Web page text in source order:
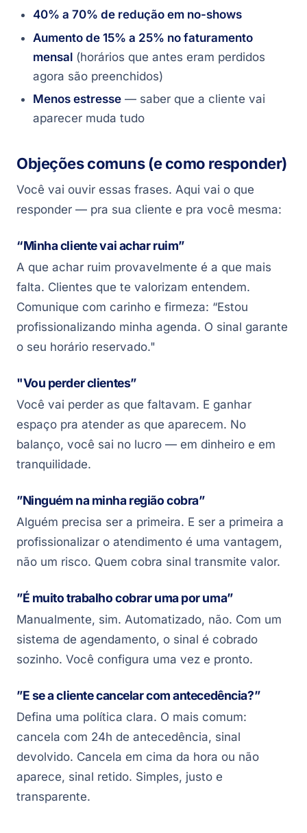
40% a 70% de redução em no-shows
Aumento de 15% a 25% no faturamento
mensal (horários que antes eram perdidos
agora são preenchidos)
Menos estresse — saber que a cliente vai
aparecer muda tudo
Objeções comuns (e como responder)
Você vai ouvir essas frases. Aqui vai o que
responder — pra sua cliente e pra você mesma:
“Minha cliente vai achar ruim”
A que achar ruim provavelmente é a que mais
falta. Clientes que te valorizam entendem.
Comunique com carinho e firmeza: “Estou
profissionalizando minha agenda. O sinal garante
o seu horário reservado."
"Vou perder clientes”
Você vai perder as que faltavam. E ganhar
espaço pra atender as que aparecem. No
balanço, você sai no lucro — em dinheiro e em
tranquilidade.
”Ninguém na minha região cobra”
Alguém precisa ser a primeira. E ser a primeira a
profissionalizar o atendimento é uma vantagem,
não um risco. Quem cobra sinal transmite valor.
”É muito trabalho cobrar uma por uma”
Manualmente, sim. Automatizado, não. Com um
sistema de agendamento, o sinal é cobrado
sozinho. Você configura uma vez e pronto.
”E se a cliente cancelar com antecedência?”
Defina uma política clara. O mais comum:
cancela com 24h de antecedência, sinal
devolvido. Cancela em cima da hora ou não
aparece, sinal retido. Simples, justo e
transparente.